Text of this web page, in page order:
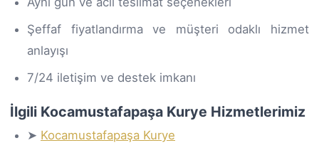
Şeffaf fiyatlandırma ve müşteri odaklı hizmet
anlayışı
7/24 iletişim ve destek imkanı
İlgili Kocamustafapaşa Kurye Hizmetlerimiz
➤ Kocamustafapaşa Kurye